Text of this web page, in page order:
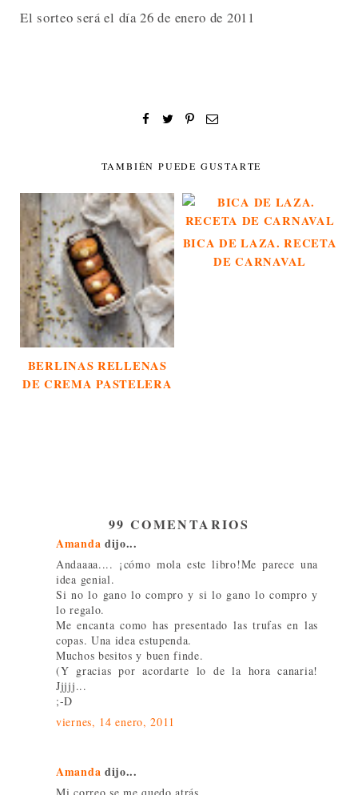
El sorteo será el día 26 de enero de 2011
TAMBIÉN PUEDE GUSTARTE
BERLINAS RELLENAS
DE CREMA PASTELERA
BICA DE LAZA. RECETA
DE CARNAVAL
99 COMENTARIOS
Amanda dijo...
Andaaaa.... ¡cómo mola este libro!Me parece una
idea genial.
Si no lo gano lo compro y si lo gano lo compro y
lo regalo.
Me encanta como has presentado las trufas en las
copas. Una idea estupenda.
Muchos besitos y buen finde.
(Y gracias por acordarte lo de la hora canaria!
Jjjjj...
;-D
viernes, 14 enero, 2011
Amanda dijo...